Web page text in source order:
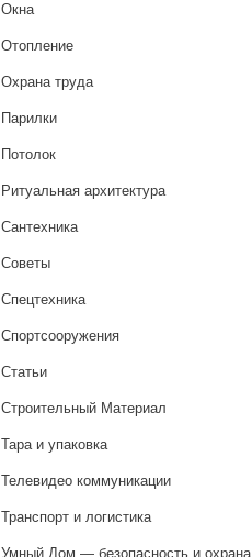
Окна
Отопление
Охрана труда
Парилки
Потолок
Ритуальная архитектура
Сантехника
Советы
Спецтехника
Спортсооружения
Статьи
Строительный Материал
Тара и упаковка
Телевидео коммуникации
Транспорт и логистика
Умный Дом — безопасность и охрана